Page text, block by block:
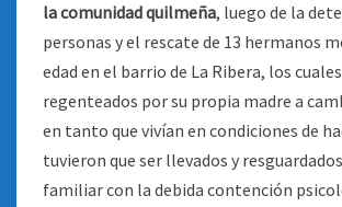
la comunidad quilmeña, luego de la
personas y el rescate de 13 hermanos
edad en el barrio de La Ribera, los
regenteados por su propia madre a
en tanto que vivían en condiciones de
tuvieron que ser llevados y
familiar con la debida contención